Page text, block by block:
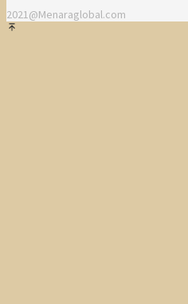
2021@Menaraglobal.com